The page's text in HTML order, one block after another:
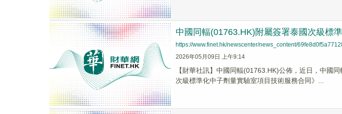
中國同輻(01763.HK)附屬簽署泰國次級標
https://www.finet.hk/newscenter/news_content/
2026年05月09日 上午9:14
【財華社訊】中國同輻(01763.HK)公佈，近日，中國
次級標準化中子劑量實驗室項目技術服務合同》...